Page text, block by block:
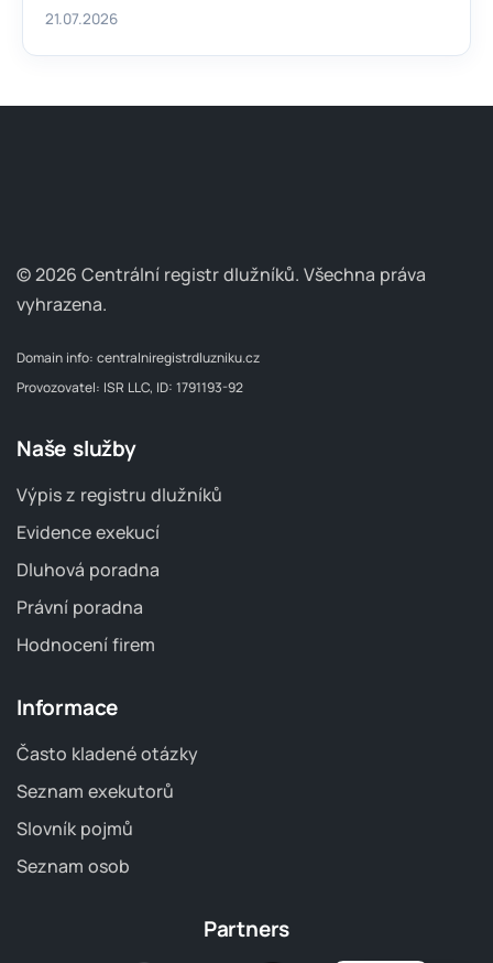
21.07.2026
© 2026 Centrální registr dlužníků. Všechna práva
vyhrazena.
Domain info: centralniregistrdluzniku.cz
Provozovatel: ISR LLC, ID: 1791193-92
Naše služby
Výpis z registru dlužníků
Evidence exekucí
Dluhová poradna
Právní poradna
Hodnocení firem
Informace
Často kladené otázky
Seznam exekutorů
Slovník pojmů
Seznam osob
Partners